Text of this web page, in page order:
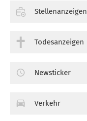
Stellenanzeigen
Todesanzeigen
Newsticker
Verkehr